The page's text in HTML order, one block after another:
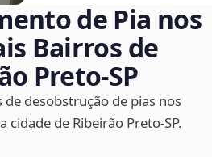
de Pia nos
Bairros de
Preto‑SP
desobstrução de pias nos
de Ribeirão Preto‑SP.